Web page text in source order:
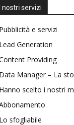
I nostri servizi
Pubblicità e servizi
Lead Generation
Providing
Data Manager – La
Hanno scelto i nostri
Lo sfogliabile